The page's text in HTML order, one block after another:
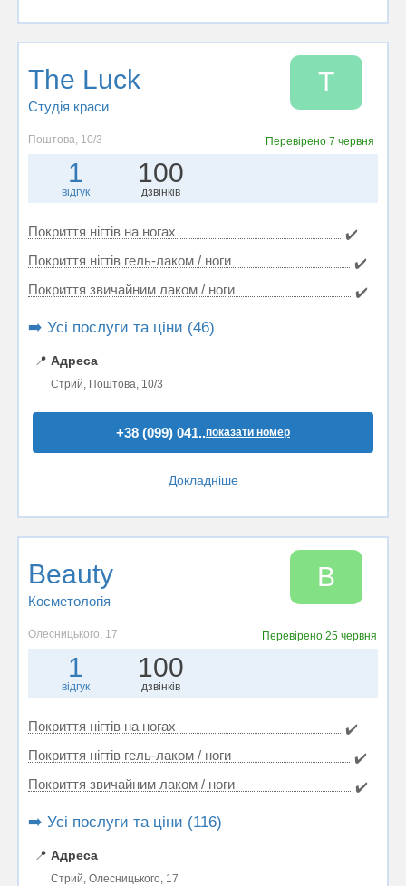
The Luck
Студія краси
T
Поштова, 10/3 Перевірено 7 червня
1
відгук
100
дзвінків
Покриття нігтів на ногах
✔️
Покриття нігтів гель-лаком / ноги
✔️
Покриття звичайним лаком / ноги
✔️
➡️ Усі послуги та ціни (46)
📍 Адреса
Стрий, Поштова, 10/3
+38 (099) 041..показати номер
Докладніше
Beauty
Косметологія
B
Олесницького, 17 Перевірено25 червня
1
відгук
100
дзвінків
Покриття нігтів на ногах
✔️
Покриття нігтів гель-лаком / ноги
✔️
Покриття звичайним лаком / ноги
✔️
➡️ Усі послуги та ціни (116)
📍 Адреса
Стрий, Олесницького, 17